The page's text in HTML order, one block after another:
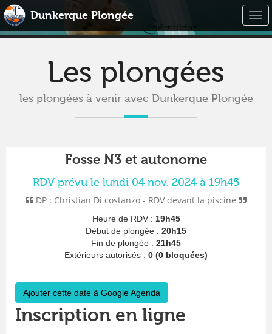
Dunkerque Plongée
Les plongées
les plongées à venir avec Dunkerque Plongée
Fosse N3 et autonome
RDV prévu le lundi 04 nov. 2024 à 19h45
DP : Christian Di costanzo - RDV devant la piscine
Heure de RDV : 19h45
Début de plongée : 20h15
Fin de plongée : 21h45
Extérieurs autorisés : 0 (0 bloquées)
Ajouter cette date à Google Agenda
Inscription en ligne